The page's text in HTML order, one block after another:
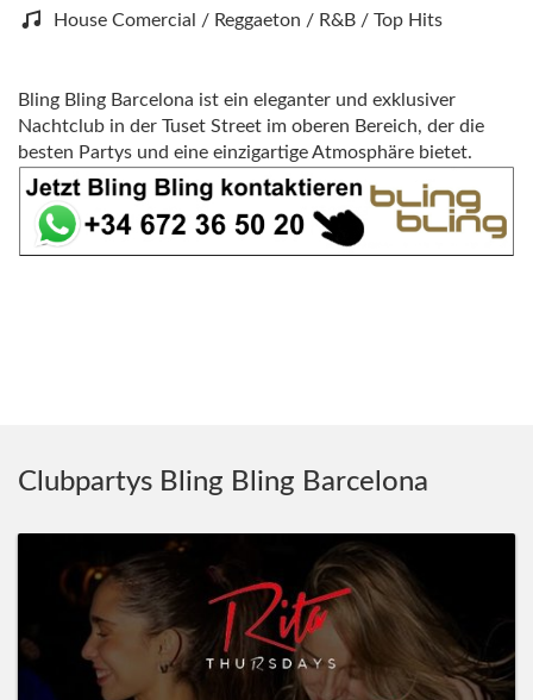
House Comercial / Reggaeton / R&B / Top Hits
Bling Bling Barcelona ist ein eleganter und exklusiver
Nachtclub in der Tuset Street im oberen Bereich, der die
besten Partys und eine einzigartige Atmosphäre bietet.
Clubpartys Bling Bling Barcelona